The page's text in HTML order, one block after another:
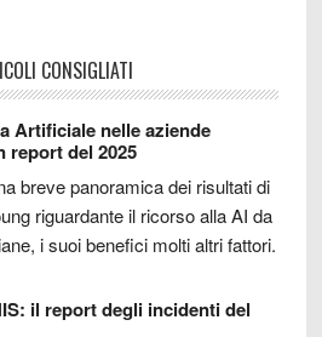
CONSIGLIATI
Artificiale nelle aziende
report del 2025
breve panoramica dei risultati di
riguardante il ricorso alla AI da
i suoi benefici molti altri fattori.
il report degli incidenti del